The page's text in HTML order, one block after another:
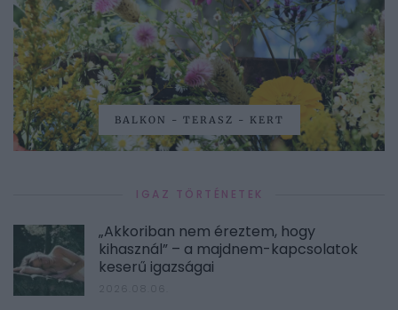
BALKON - TERASZ - KERT
IGAZ TÖRTÉNETEK
„Akkoriban nem éreztem, hogy
kihasznál” – a majdnem-kapcsolatok
keserű igazságai